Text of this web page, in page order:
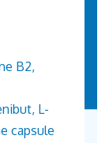
B2,
L-
capsule